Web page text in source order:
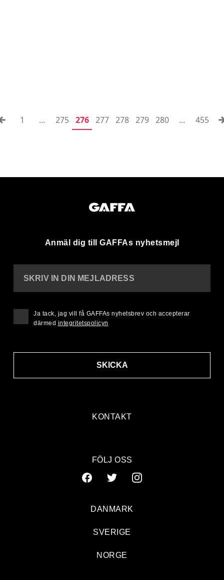
1 ... 275 276 277 278 279 280 ... 455
Anmäl dig till GAFFAs nyhetsmejl
KONTAKT
SKRIV IN DIN MEJLADRESS
SKICKA
Ja tack, jag vill få GAFFAs nyhetsbrev och accepterar
därmed integritetspolicyn
FÖLJ OSS
DANMARK
SVERIGE
NORGE